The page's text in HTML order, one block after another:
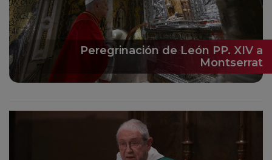
Peregrinación de León PP. XIV a
Montserrat